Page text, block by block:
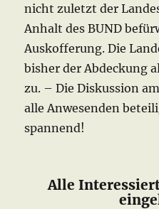
nicht zuletzt der
Anhalt des BUND
Auskofferung. Die
bisher der Abdeckung
zu. – Die Diskussion
alle Anwesenden
spannend!
Alle